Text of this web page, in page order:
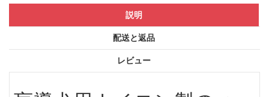
説明
配送と返品
レビュー